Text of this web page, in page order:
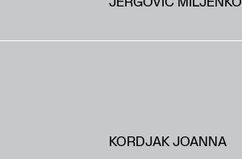
KORDJAK JOANNA